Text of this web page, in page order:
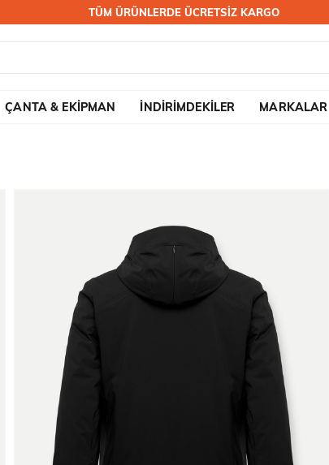
TÜM ÜRÜNLERDE ÜCRETSİZ KARGO
ÇANTA & EKİPMAN İNDİRİMDEKİLER MARKALAR